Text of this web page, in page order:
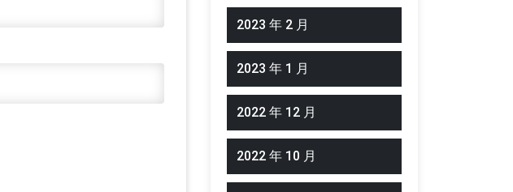
2023 年 2 月
2023 年 1 月
2022 年 12 月
2022 年 10 月